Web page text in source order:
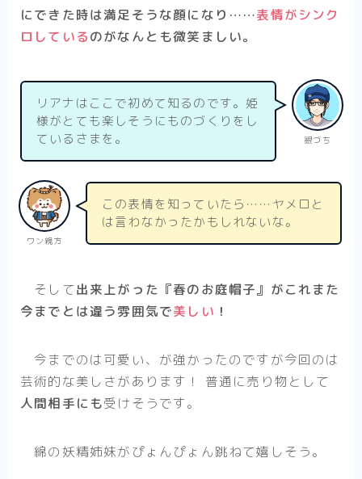
にできた時は満足そうな顔になり……表情がシンク
ロしているのがなんとも微笑ましい。
銀づち
リアナはここで初めて知るのです。姫
様がとても楽しそうにものづくりをし
ているさまを。
ワン親方
この表情を知っていたら……ヤメロと
は言わなかったかもしれないな。
そして出来上がった『春のお庭帽子』がこれまた
今までとは違う雰囲気で美しい ！
今までのは可愛い、が強かったのですが今回のは
芸術的な美しさがあります！ 普通に売り物として
人間相手にも受けそうです。
綿の妖精姉妹がぴょんぴょん跳ねて嬉しそう。